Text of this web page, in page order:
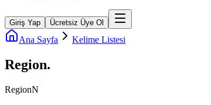
Giriş Yap Ücretsiz Üye Ol
Ana Sayfa Kelime Listesi
Region.
RegionN